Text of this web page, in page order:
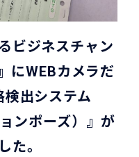
ビジネスチャン
にWEBカメラだ
出システム
ンポーズ）』が
た。